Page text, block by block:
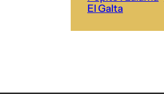
El Galta